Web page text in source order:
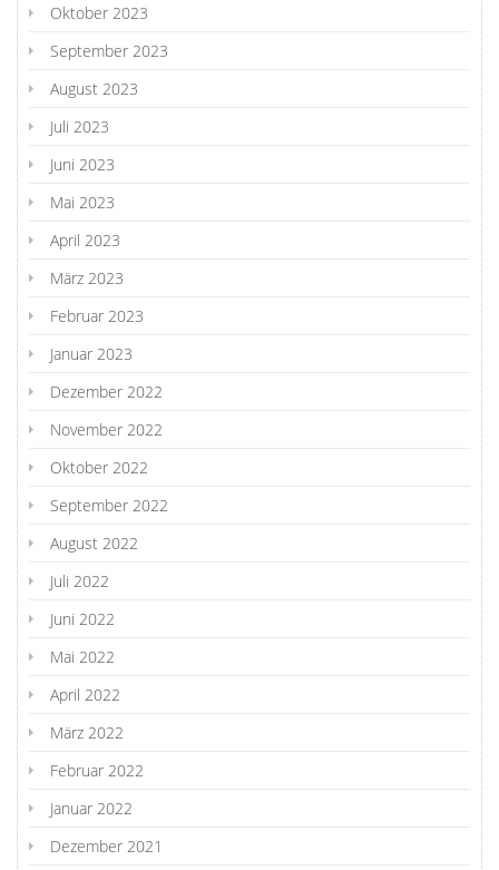
Oktober 2023
September 2023
August 2023
Juli 2023
Juni 2023
Mai 2023
April 2023
März 2023
Februar 2023
Januar 2023
Dezember 2022
November 2022
Oktober 2022
September 2022
August 2022
Juli 2022
Juni 2022
Mai 2022
April 2022
März 2022
Februar 2022
Januar 2022
Dezember 2021